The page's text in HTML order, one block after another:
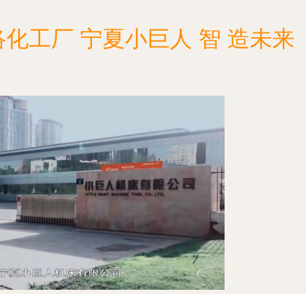
工厂 宁夏小巨人 智 造未来